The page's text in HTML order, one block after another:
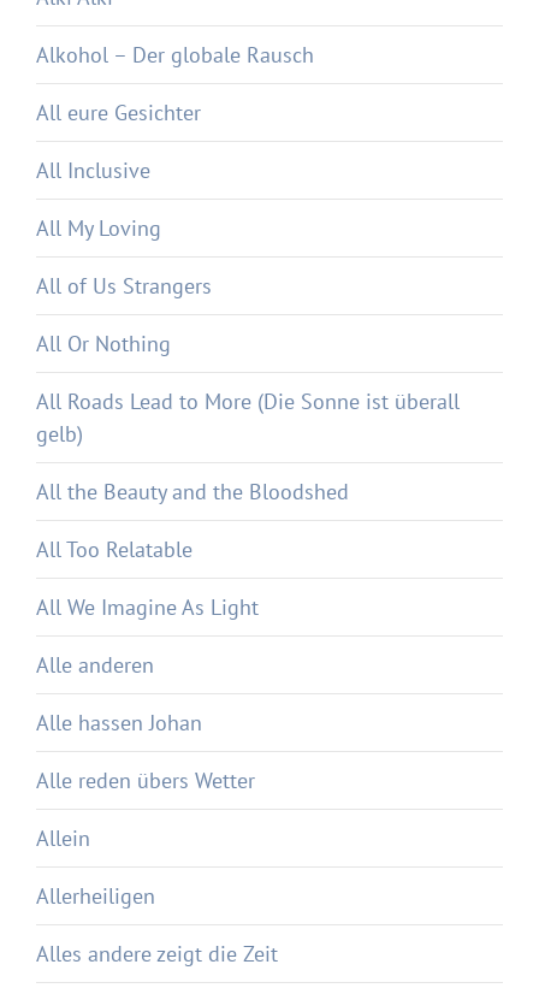
Alkohol – Der globale Rausch
All eure Gesichter
All Inclusive
All My Loving
All of Us Strangers
All Or Nothing
All Roads Lead to More (Die Sonne ist überall
gelb)
All the Beauty and the Bloodshed
All Too Relatable
All We Imagine As Light
Alle anderen
Alle hassen Johan
Alle reden übers Wetter
Allein
Allerheiligen
Alles andere zeigt die Zeit